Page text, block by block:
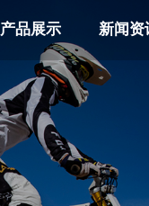
产品展示 新闻资